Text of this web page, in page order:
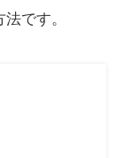
です。